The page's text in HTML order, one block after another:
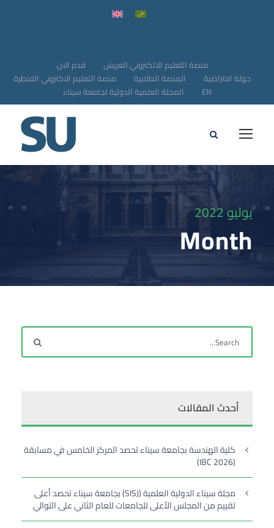
قدم الان
منصة التعليم الالكتروني العريش
منصة التعليم الاكتروني القنطرة
المنصة الطلابية
جولة افتراضية
المجلة العلمية الدولية لجامعة سيناء
EN
يوليو 2022
Month
أحدث المقالات
كلية الهندسة بجامعة سيناء تحصد المركز الخامس في مسابقة
(IBC 2026)
مجلة سيناء الدولية العلمية (SISJ) بجامعة سيناء تحصد أعلى
تقييم من المجلس الأعلى للجامعات للعام الثاني على التوالي